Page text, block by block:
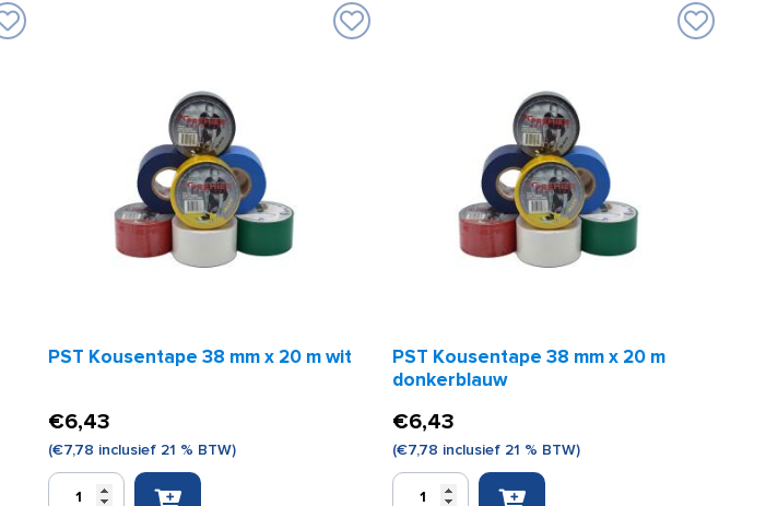
PST Kousentape 38 mm x 20 m wit
€6,43
(€7,78 inclusief 21 % BTW)
PST
PST Kousentape 38 mm x 20 m
donkerblauw
€6,43
(€7,78 inclusief 21 % BTW)
PST